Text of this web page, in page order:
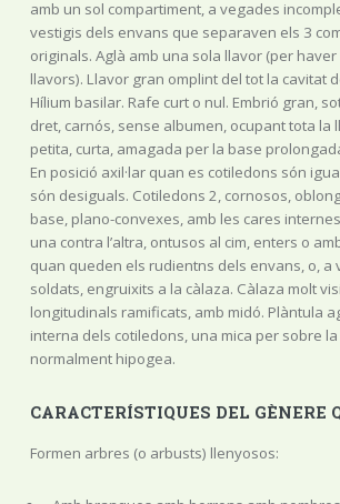
amb un sol compartiment, a vegades
vestigis dels envans que separaven els 3
originals. Aglà amb una sola llavor (per
llavors). Llavor gran omplint del tot la cavitat
Hílium basilar. Rafe curt o nul. Embrió gran,
dret, carnós, sense albumen, ocupant tota la
petita, curta, amagada per la base
En posició axil·lar quan es cotiledons són
són desiguals. Cotiledons 2, cornosos,
base, plano-convexes, amb les cares
una contra l’altra, ontusos al cim, enters o
quan queden els rudientns dels envans, o, a
soldats, engruixits a la càlaza. Càlaza molt
longitudinals ramificats, amb midó. Plàntula
interna dels cotiledons, una mica per sobre
normalment hipogea.
CARACTERÍSTIQUES DEL GÈNERE
Formen arbres (o arbusts) llenyosos: